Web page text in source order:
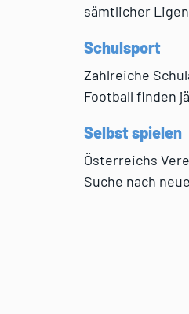
sämtlicher Ligen
Schulsport
Zahlreiche
Football finden
Selbst spielen
Österreichs
Suche nach